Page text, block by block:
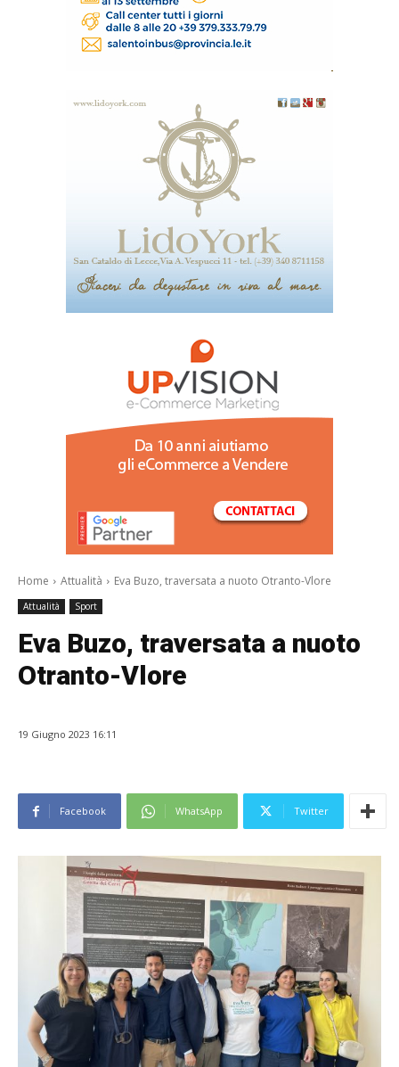
Home
Attualità Eva Buzo, traversata a nuoto Otranto-Vlore
Attualità Sport
Eva Buzo, traversata a nuoto
Otranto-Vlore
19 Giugno 2023 16:11
Facebook WhatsApp Twitter